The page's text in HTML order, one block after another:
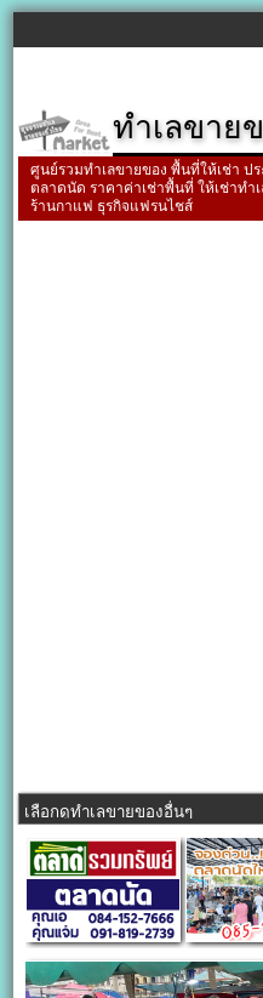
ทำเลขาย
ศูนย์รวมทำเลขายของ พื้นที่ให้เช่า
ตลาดนัด ราคาค่าเช่าพื้นที่ ให้เช่าทำ
ร้านกาแฟ ธุรกิจแฟรนไชส์